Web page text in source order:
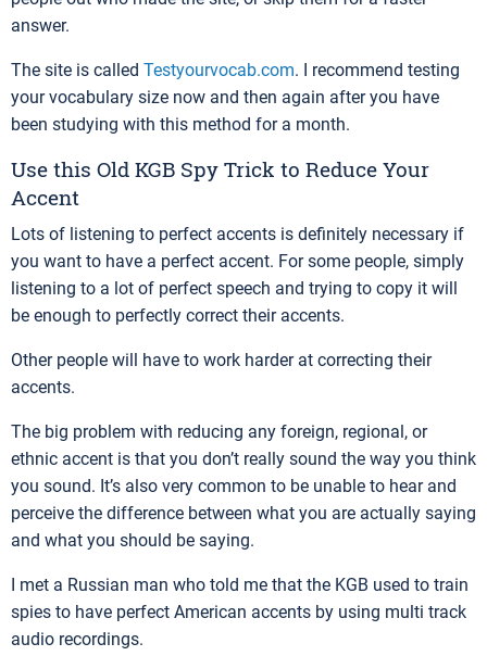
answer.
The site is called Testyourvocab.com. I recommend testing
your vocabulary size now and then again after you have
been studying with this method for a month.
Use this Old KGB Spy Trick to Reduce Your
Accent
Lots of listening to perfect accents is definitely necessary if
you want to have a perfect accent. For some people, simply
listening to a lot of perfect speech and trying to copy it will
be enough to perfectly correct their accents.
Other people will have to work harder at correcting their
accents.
The big problem with reducing any foreign, regional, or
ethnic accent is that you don’t really sound the way you think
you sound. It’s also very common to be unable to hear and
perceive the difference between what you are actually saying
and what you should be saying.
I met a Russian man who told me that the KGB used to train
spies to have perfect American accents by using multi track
audio recordings.